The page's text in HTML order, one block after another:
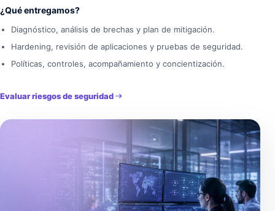
¿Qué entregamos?
Diagnóstico, análisis de brechas y plan de mitigación.
Hardening, revisión de aplicaciones y pruebas de seguridad.
Políticas, controles, acompañamiento y concientización.
Evaluar riesgos de seguridad